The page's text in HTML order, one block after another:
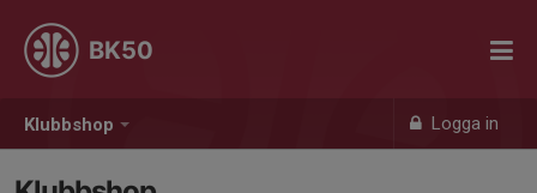
Klubbshop Logga in
BK50